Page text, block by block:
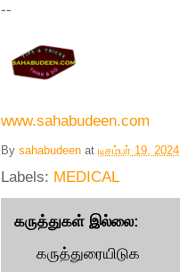
--
www.sahabudeen.com
By sahabudeen at டிசம்பர் 19, 2024
Labels: MEDICAL
கருத்துகள் இல்லை:
கருத்துரையிடுக